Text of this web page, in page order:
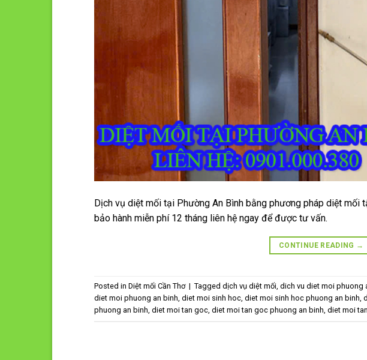
Dịch vụ diệt mối tại Phường An Bình bằng phương pháp diệt mối
bảo hành miễn phí 12 tháng liên hệ ngay để được tư vấn.
CONTINUE READING →
Posted in Diệt mối Cần Thơ | Tagged dịch vụ diệt mối, dich vu diet moi phuong
diet moi phuong an binh, diet moi sinh hoc, diet moi sinh hoc phuong an binh,
phuong an binh, diet moi tan goc, diet moi tan goc phuong an binh, diet moi